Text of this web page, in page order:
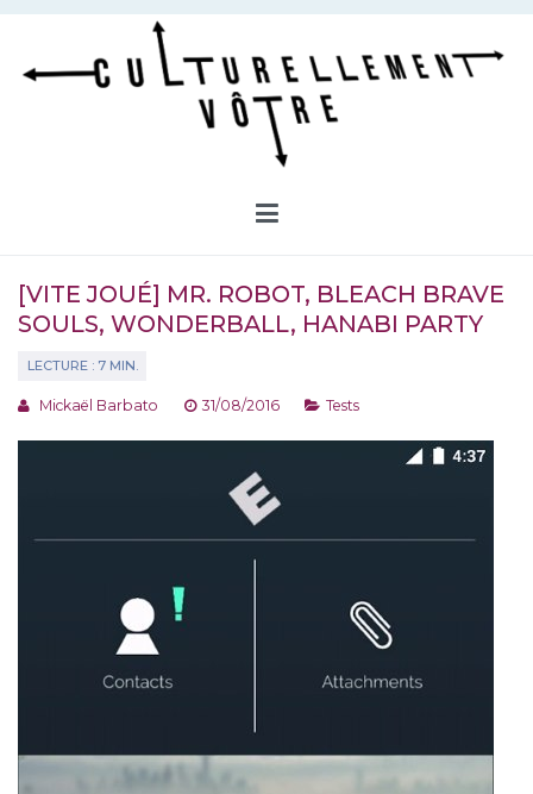
Aller
contenu
[VITE JOUÉ] MR. ROBOT, BLEACH BRAVE
SOULS, WONDERBALL, HANABI PARTY
Mickaël Barbato 31/08/2016 Tests